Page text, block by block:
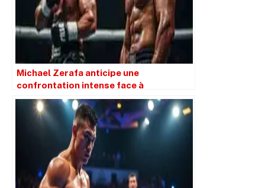
Michael Zerafa anticipe une
confrontation intense face à
l’implacable et affamé Nikita Tszyu